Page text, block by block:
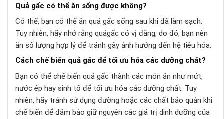
Quả gấc có thể ăn sống được không?
Có thể, bạn có thể ăn quả gấc sống sau khi đã làm sạch.
Tuy nhiên, hãy nhớ rằng quảgấc có vị đắng, do đó, bạn nên
ăn số lượng hợp lý để tránh gây ảnh hưởng đến hệ tiêu hóa.
Cách chế biến quả gấc để tối ưu hóa các dưỡng chất?
Bạn có thể chế biến quả gấc thành các món ăn như mứt,
nước ép hay sinh tố để tối ưu hóa các dưỡng chất. Tuy
nhiên, hãy tránh sử dụng đường hoặc các chất bảo quản khi
chế biến để đảm bảo giữ nguyên các giá trị dinh dưỡng của